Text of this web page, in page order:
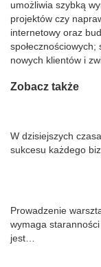
umożliwia szybką
projektów czy
internetowy oraz
nowych klientów i
Zobacz także
W dzisiejszych
sukcesu każdego
Prowadzenie
wymaga
jest…